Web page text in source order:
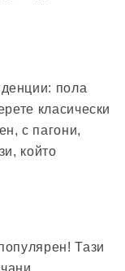
пола
класически
с пагони,
който
Тази